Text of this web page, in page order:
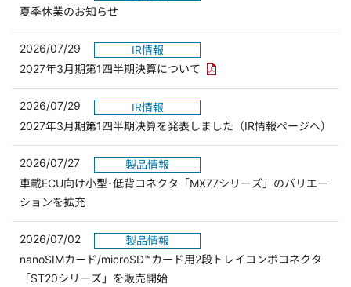
夏季休業のお知らせ
2026/07/29
IR情報
2027年3月期第1四半期決算について PDFリンクを新しいウィンド
2026/07/29
IR情報
2027年3月期第1四半期決算を発表しました（IR情報ページへ）
2026/07/27
製品情報
車載ECU向け小型･低背コネクタ「MX77シリーズ」のバリエー
ションを拡充
2026/07/02
製品情報
nanoSIMカード/microSD™カード用2段トレイコンボコネクタ
「ST20シリーズ」を販売開始